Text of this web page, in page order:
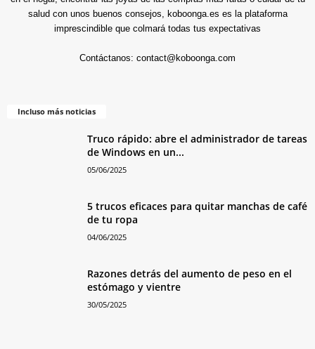
salud con unos buenos consejos, koboonga.es es la plataforma
imprescindible que colmará todas tus expectativas
Contáctanos: contact@koboonga.com
Incluso más noticias
Truco rápido: abre el administrador de tareas
de Windows en un...
05/06/2025
5 trucos eficaces para quitar manchas de café
de tu ropa
04/06/2025
Razones detrás del aumento de peso en el
estómago y vientre
30/05/2025